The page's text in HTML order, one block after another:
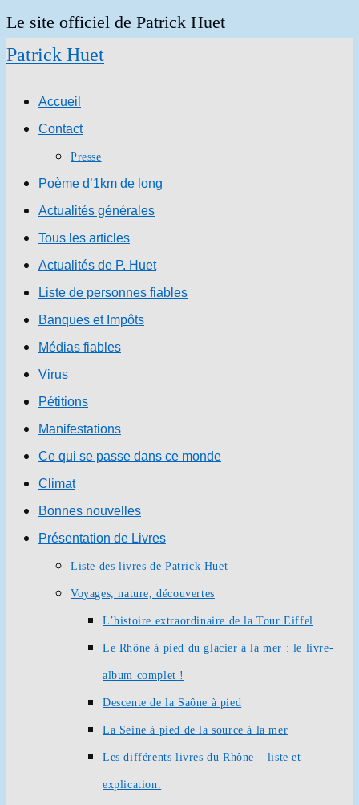
Skip
to
Le site officiel de Patrick Huet
Patrick Huet
Accueil
Contact
Presse
Poème d’1km de long
Actualités générales
Tous les articles
Actualités de P. Huet
Liste de personnes fiables
Banques et Impôts
Médias fiables
Virus
Pétitions
Manifestations
Ce qui se passe dans ce monde
Climat
Bonnes nouvelles
Présentation de Livres
Liste des livres de Patrick Huet
Voyages, nature, découvertes
L’histoire extraordinaire de la Tour Eiffel
Le Rhône à pied du glacier à la mer : le livre-
album complet !
Descente de la Saône à pied
La Seine à pied de la source à la mer
Les différents livres du Rhône – liste et
explication.